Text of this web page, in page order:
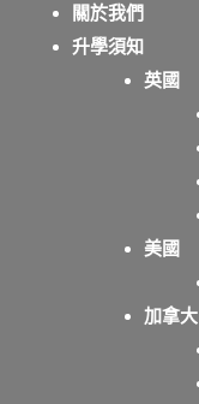
關於我們
升學須知
英國
美國
加拿大